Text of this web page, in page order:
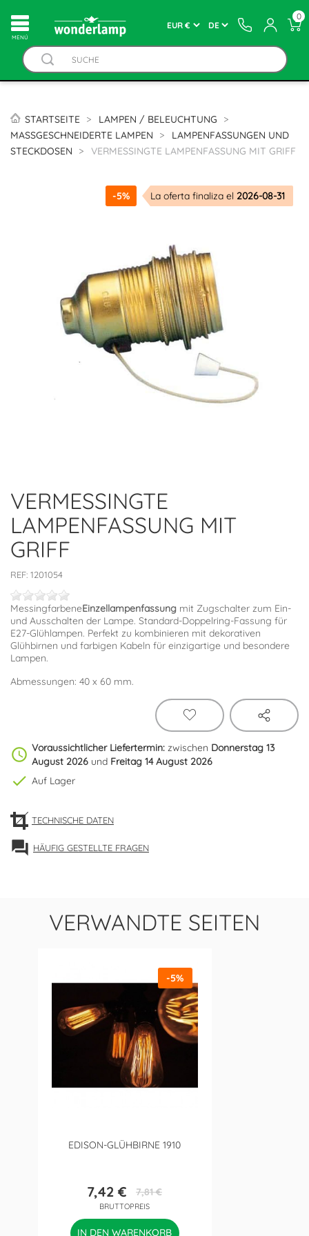
MENÚ
0
STARTSEITE
LAMPEN / BELEUCHTUNG
MASSGESCHNEIDERTE LAMPEN
LAMPENFASSUNGEN UND
STECKDOSEN
VERMESSINGTE LAMPENFASSUNG MIT GRIFF
-5% La oferta finaliza el 2026-08-31
VERMESSINGTE
LAMPENFASSUNG MIT
GRIFF
REF: 1201054
MessingfarbeneEinzellampenfassung mit Zugschalter zum Ein-
und Ausschalten der Lampe. Standard-Doppelring-Fassung für
E27-Glühlampen. Perfekt zu kombinieren mit dekorativen
Glühbirnen und farbigen Kabeln für einzigartige und besondere
Lampen.
Abmessungen: 40 x 60 mm.
schedule Voraussichtlicher Liefertermin: zwischen Donnerstag 13
August 2026 und Freitag 14 August 2026
check Auf Lager
TECHNISCHE DATEN
forum HÄUFIG GESTELLTE FRAGEN
VERWANDTE SEITEN
EDISON-GLÜHBIRNE 1910
Preis
7,42 €Verkaufspreis
7,81 €
BRUTTOPREIS
-5%
IN DEN WARENKORB